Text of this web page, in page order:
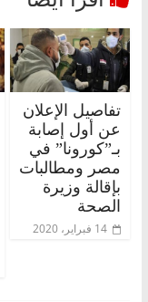
تفاصيل الإعلان
عن أول إصابة
بـ”كورونا” في
مصر ومطالبات
بإقالة وزيرة
الصحة
14 فبراير، 2020